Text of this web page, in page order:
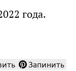
года.
Запинить